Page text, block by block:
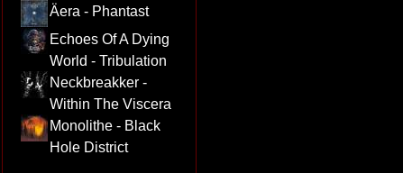
Äera - Phantast
Echoes Of A Dying
World - Tribulation
Neckbreakker -
Within The Viscera
Monolithe - Black
Hole District